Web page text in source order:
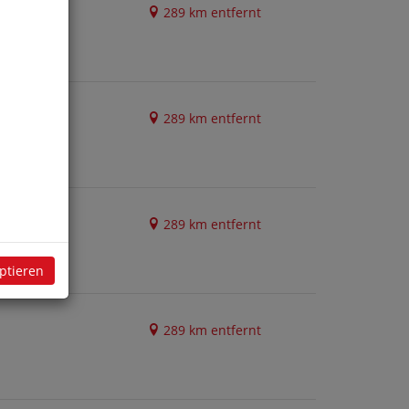
289 km entfernt
289 km entfernt
289 km entfernt
289 km entfernt